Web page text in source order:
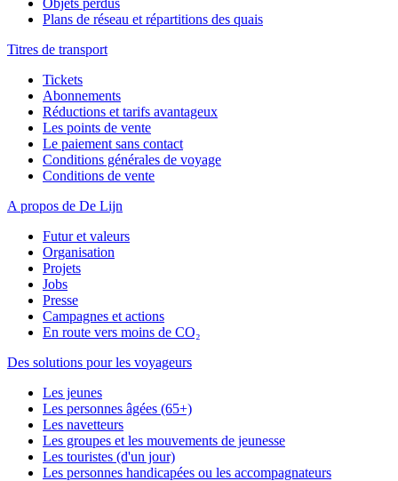
Objets perdus
Plans de réseau et répartitions des quais
Titres de transport
Tickets
Abonnements
Réductions et tarifs avantageux
Les points de vente
Le paiement sans contact
Conditions générales de voyage
Conditions de vente
A propos de De Lijn
Futur et valeurs
Organisation
Projets
Jobs
Presse
Campagnes et actions
En route vers moins de CO₂
Des solutions pour les voyageurs
Les jeunes
Les personnes âgées (65+)
Les navetteurs
Les groupes et les mouvements de jeunesse
Les touristes (d'un jour)
Les personnes handicapées ou les accompagnateurs